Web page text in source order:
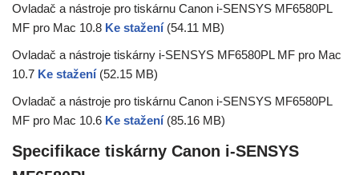
Ovladač a nástroje pro tiskárnu Canon i-SENSYS MF6580PL
MF pro Mac 10.8 Ke stažení (54.11 MB)
Ovladač a nástroje tiskárny i-SENSYS MF6580PL MF pro Mac
10.7 Ke stažení (52.15 MB)
Ovladač a nástroje pro tiskárnu Canon i-SENSYS MF6580PL
MF pro Mac 10.6 Ke stažení (85.16 MB)
Specifikace tiskárny Canon i-SENSYS